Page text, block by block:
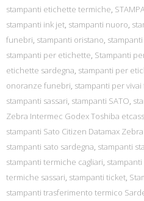
stampanti etichette termiche,
stampanti ink jet, stampanti nuoro,
funebri, stampanti oristano,
stampanti per etichette, Stampanti
etichette sardegna, stampanti per
onoranze funebri, stampanti per
stampanti sassari, stampanti SATO,
Zebra Intermec Godex Toshiba
stampanti Sato Citizen Datamax
stampanti sato sardegna, stampanti
stampanti termiche cagliari,
termiche sassari, stampanti ticket,
stampanti trasferimento termico